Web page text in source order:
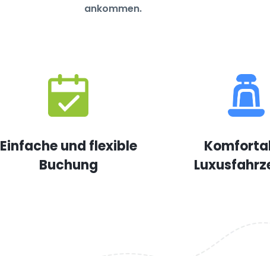
ankommen.
Einfache und flexible
Buchung